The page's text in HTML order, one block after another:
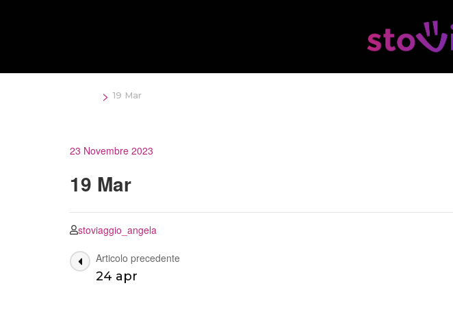
> 19 Mar
23 Novembre 2023
19 Mar
stoviaggio_angela
Navigazione
articoli
Articolo precedente
24 apr